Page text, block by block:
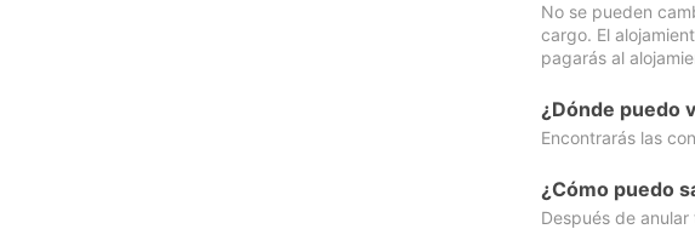
No se pueden
cargo. El
pagarás al
¿Dónde puedo
Encontrarás las
¿Cómo puedo
Después de